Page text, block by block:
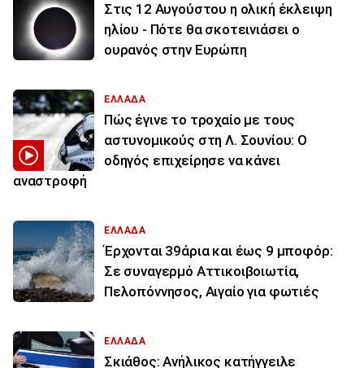
Στις 12 Αυγούστου η ολική έκλειψη
ηλίου - Πότε θα σκοτεινιάσει ο
ουρανός στην Ευρώπη
ΕΛΛΑΔΑ
Πώς έγινε το τροχαίο με τους
αστυνομικούς στη Λ. Σουνίου: Ο
οδηγός επιχείρησε να κάνει
αναστροφή
ΕΛΛΑΔΑ
Έρχονται 39άρια και έως 9 μποφόρ:
Σε συναγερμό Αττικοιβοιωτία,
Πελοπόννησος, Αιγαίο για φωτιές
ΕΛΛΑΔΑ
Σκιάθος: Ανήλικος κατήγγειλε